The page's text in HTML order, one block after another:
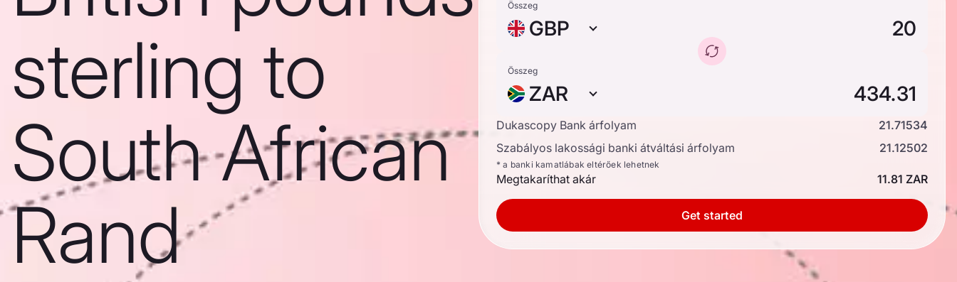
sterling to
South African
Rand
Összeg
GBP
Összeg
ZAR
Dukascopy Bank árfolyam
21.71534
Szabályos lakossági banki átváltási árfolyam
21.12502
* a banki kamatlábak eltérőek lehetnek
Megtakaríthat akár 11.81 ZAR
Get started